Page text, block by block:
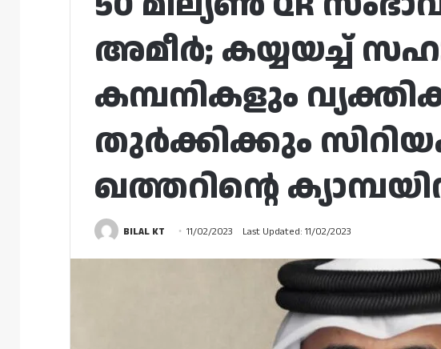
അമീർ; കയ്യയച്ച്
കമ്പനികളും
തുർക്കിക്കും
ഖത്തറിന്റെ
BILAL KT 11/02/2023 Last Updated: 11/02/2023